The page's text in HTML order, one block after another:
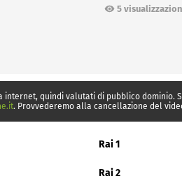
5
internet, quindi valutati di pubblico
. Provvederemo alla cancellazione del
Rai 1
Rai 2